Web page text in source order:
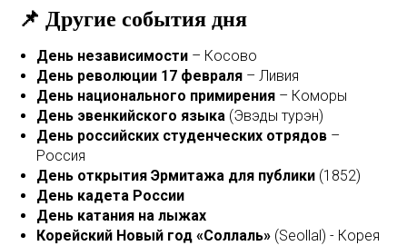
📌 Другие события дня
День независимости – Косово
День революции 17 февраля – Ливия
День национального примирения – Коморы
День эвенкийского языка (Эвэды турэн)
День российских студенческих отрядов –
Россия
День открытия Эрмитажа для публики (1852)
День кадета России
День катания на лыжах
Корейский Новый год «Соллаль» (Seollal) - Корея